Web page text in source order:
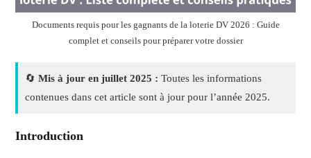
Documents requis pour les gagnants de la loterie DV 2026 : Guide
complet et conseils pour préparer votre dossier
🔄Mis à jour en juillet 2025 : Toutes les informations
contenues dans cet article sont à jour pour l’année 2025.
Introduction